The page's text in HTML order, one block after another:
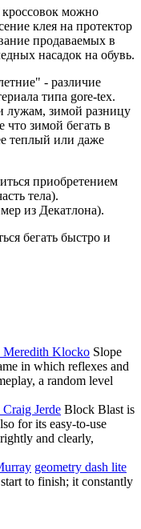
можно
клея на протектор
продаваемых в
насадок на обувь.
- различие
типа gore-tex.
лужам, зимой разницу
что зимой бегать в
теплый или даже
приобретением
тела).
из Декатлона).
бегать быстро и
Meredith Klocko Slope
in which reflexes and
a random level
Jerde Block Blast is
for its easy-to-use
and clearly,
geometry dash lite
to finish; it constantly